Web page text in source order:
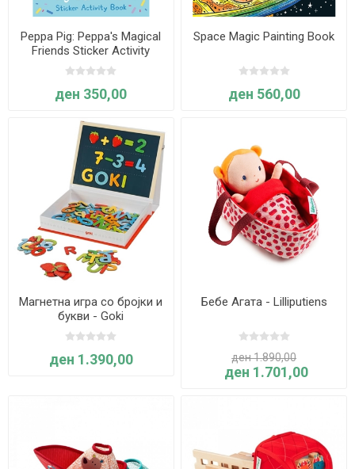
Peppa Pig: Peppa's Magical
Friends Sticker Activity
ден 350,00
Space Magic Painting Book
ден 560,00
Магнетна игра со брoјки и
букви - Goki
ден 1.390,00
Бебе Агата - Lilliputiens
ден 1.890,00
ден 1.701,00